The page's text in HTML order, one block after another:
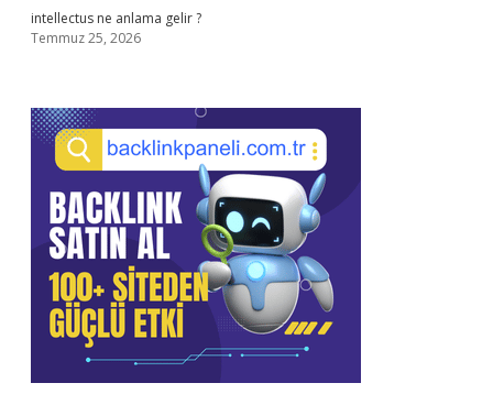
intellectus ne anlama gelir ?
Temmuz 25, 2026